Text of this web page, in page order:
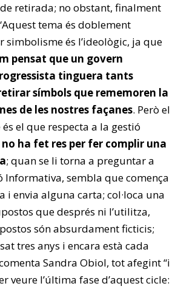
retirada; no obstant, finalment
tema és doblement
simbolisme és l’ideològic, ja que
pensat que un govern
tinguera tants
símbols que rememoren la
de les nostres façanes. Però el
el que respecta a la gestió
ha fet res per fer complir una
; quan se li torna a preguntar a
Informativa, sembla que comença
i envia alguna carta; col·loca una
que després ni l’utilitza,
són absurdament ficticis;
tres anys i encara està cada
Sandra Obiol, tot afegint “i
veure l’última fase d’aquest cicle: